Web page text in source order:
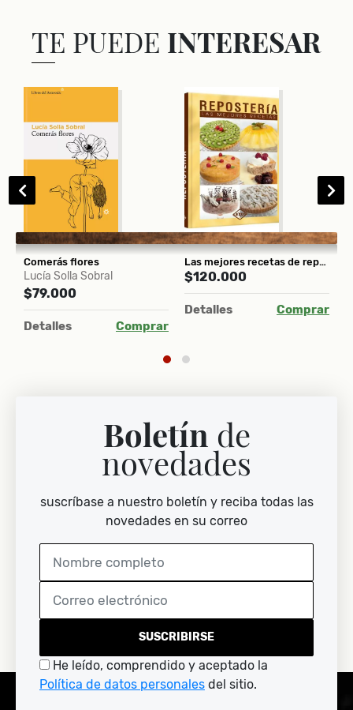
TE PUEDE INTERESAR
Comerás flores
Lucía Solla Sobral
$79.000
Detalles Comprar
Las mejores recetas de repostería
$120.000
Detalles Comprar
Boletín de
novedades
suscríbase a nuestro boletín y reciba todas las
novedades en su correo
SUSCRIBIRSE
He leído, comprendido y aceptado la
Política de datos personales del sitio.